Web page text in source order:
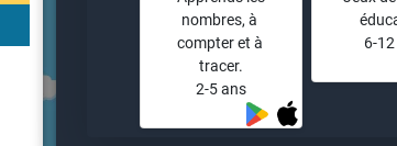
nombres, à
compter et à
tracer.
2-5 ans
6-